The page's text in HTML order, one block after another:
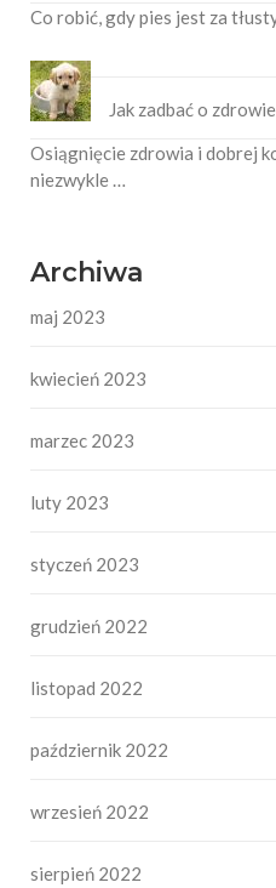
Co robić, gdy pies jest za
Jak zadbać o
Osiągnięcie zdrowia i dobrej
niezwykle …
Archiwa
maj 2023
kwiecień 2023
marzec 2023
luty 2023
styczeń 2023
grudzień 2022
listopad 2022
październik 2022
wrzesień 2022
sierpień 2022